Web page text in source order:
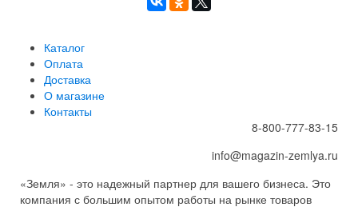
Каталог
Оплата
Доставка
О магазине
Контакты
8-800-777-83-15
info@magazin-zemlya.ru
«Земля» - это надежный партнер для вашего бизнеса. Это
компания с большим опытом работы на рынке товаров